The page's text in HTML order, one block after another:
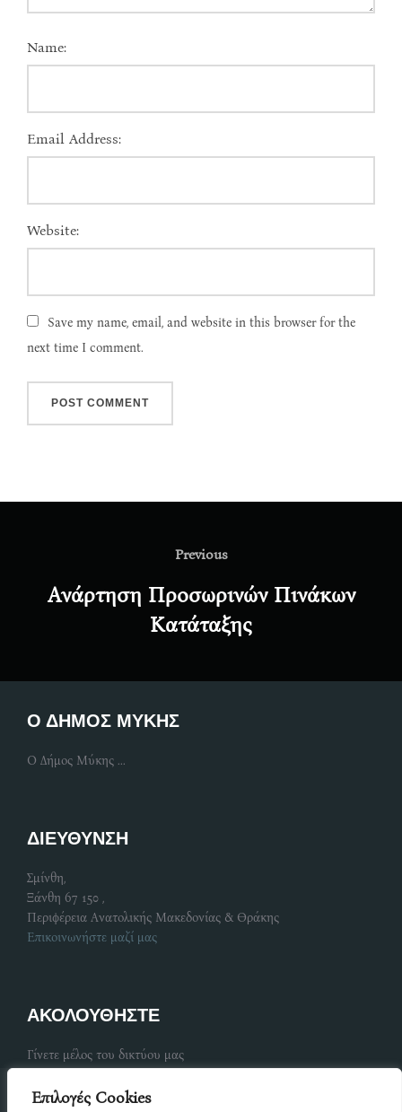
Επιλογές Cookies
Name:
Email Address:
Website:
Save my name, email, and website in this browser for the
next time I comment.
Previous
Previous
Ανάρτηση Προσωρινών Πινάκων
Κατάταξης
Ο ΔΗΜΟΣ ΜΥΚΗΣ
Ο Δήμος Μύκης ...
ΔΙΕΥΘΥΝΣΗ
Σμίνθη,
Ξάνθη 67 150 ,
Περιφέρεια Ανατολικής Μακεδονίας & Θράκης
Επικοινωνήστε μαζί μας
ΑΚΟΛΟΥΘΗΣΤΕ
Γίνετε μέλος του δικτύου μας